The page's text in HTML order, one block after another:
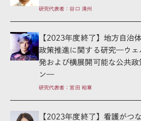
研究代表者：谷口 清州
【2023年度終了】地方自治
政策推進に関する研究—ウェ
発および横展開可能な公共政
ン—
研究代表者：宮田 裕章
【2023年度終了】看護が